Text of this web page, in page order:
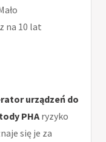
na 10 lat
urządzeń do
PHA ryzyko
się je za